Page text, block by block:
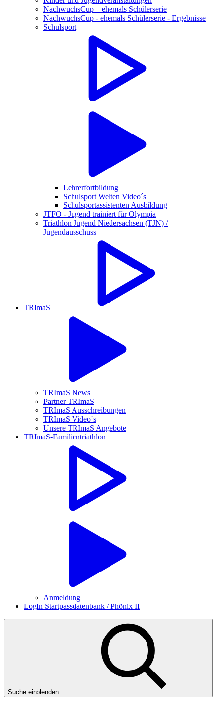
NachwuchsCup – ehemals Schülerserie
NachwuchsCup - ehemals Schülerserie - Ergebnisse
Schulsport
Lehrerfortbildung
Schulsport Welten Video´s
Schulsportassistenten Ausbildung
JTFO - Jugend trainiert für Olympia
Triathlon Jugend Niedersachsen (TJN) /
Jugendausschuss
TRImaS
TRImaS News
Partner TRImaS
TRImaS Ausschreibungen
TRImaS Video´s
Unsere TRImaS Angebote
TRImaS-Familientriathlon
Anmeldung
LogIn Startpassdatenbank / Phönix II
Suche einblenden